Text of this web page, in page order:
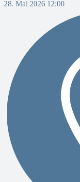
28. Mai 2026 12:00